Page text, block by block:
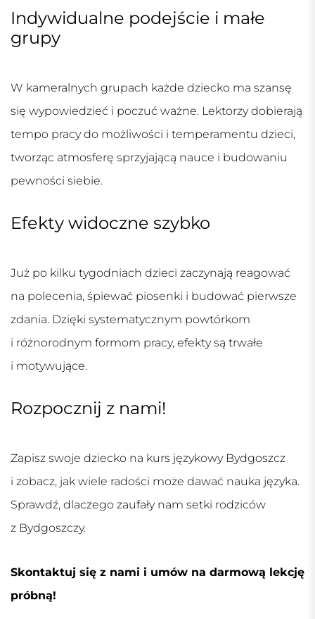
Indywidualne podejście i małe
grupy
W kameralnych grupach każde dziecko ma szansę
się wypowiedzieć i poczuć ważne. Lektorzy dobierają
tempo pracy do możliwości i temperamentu dzieci,
tworząc atmosferę sprzyjającą nauce i budowaniu
pewności siebie.
Efekty widoczne szybko
Już po kilku tygodniach dzieci zaczynają reagować
na polecenia, śpiewać piosenki i budować pierwsze
zdania. Dzięki systematycznym powtórkom
i różnorodnym formom pracy, efekty są trwałe
i motywujące.
Rozpocznij z nami!
Zapisz swoje dziecko na kurs językowy Bydgoszcz
i zobacz, jak wiele radości może dawać nauka języka.
Sprawdź, dlaczego zaufały nam setki rodziców
z Bydgoszczy.
Skontaktuj się z nami i umów na darmową lekcję
próbną!